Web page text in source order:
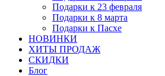
Подарки к 23 февраля
Подарки к 8 марта
Подарки к Пасхе
НОВИНКИ
ХИТЫ ПРОДАЖ
СКИДКИ
Блог